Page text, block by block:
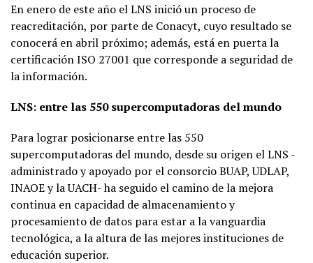
En enero de este año el LNS inició un proceso de
reacreditación, por parte de Conacyt, cuyo resultado se
conocerá en abril próximo; además, está en puerta la
certificación ISO 27001 que corresponde a seguridad de
la información.
LNS: entre las 550 supercomputadoras del mundo
Para lograr posicionarse entre las 550
supercomputadoras del mundo, desde su origen el LNS -
administrado y apoyado por el consorcio BUAP, UDLAP,
INAOE y la UACH- ha seguido el camino de la mejora
continua en capacidad de almacenamiento y
procesamiento de datos para estar a la vanguardia
tecnológica, a la altura de las mejores instituciones de
educación superior.